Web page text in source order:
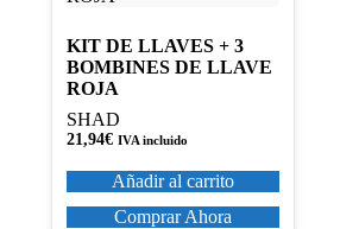
KIT DE LLAVES + 3
BOMBINES DE LLAVE
ROJA
SHAD
21,94€ IVA incluido
Añadir al carrito
Comprar Ahora